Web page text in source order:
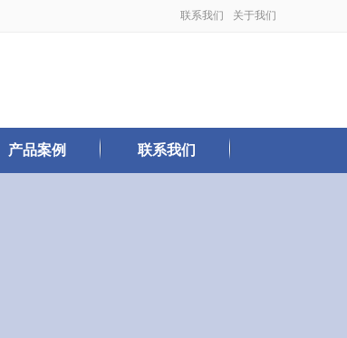
联系我们 关于我们
产品案例 联系我们